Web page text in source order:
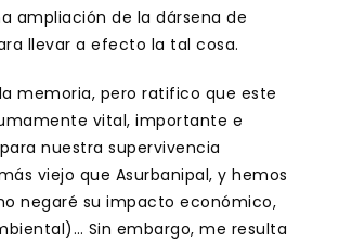
ampliación de la dársena de
llevar a efecto la tal cosa.
memoria, pero ratifico que este
vital, importante e
nuestra supervivencia
viejo que Asurbanipal, y hemos
negaré su impacto económico,
Sin embargo, me resulta